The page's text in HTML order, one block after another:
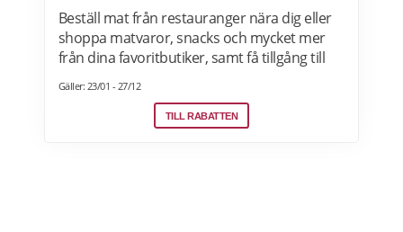
Beställ mat från restauranger nära dig eller
shoppa matvaror, snacks och mycket mer
från dina favoritbutiker, samt få tillgång till
Efter att du klickat på "Till rabatten" får du en
Gäller: 23/01 - 27/12
TILL RABATTEN